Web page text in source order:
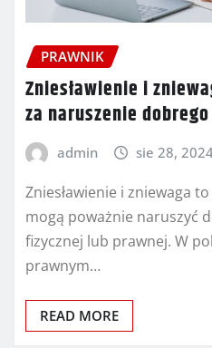
PRAWNIK
Zniesławienie i
za naruszenie
admin sie 28,
Zniesławienie i zniewaga
mogą poważnie naruszyć
fizycznej lub prawnej. W
prawnym…
READ MORE